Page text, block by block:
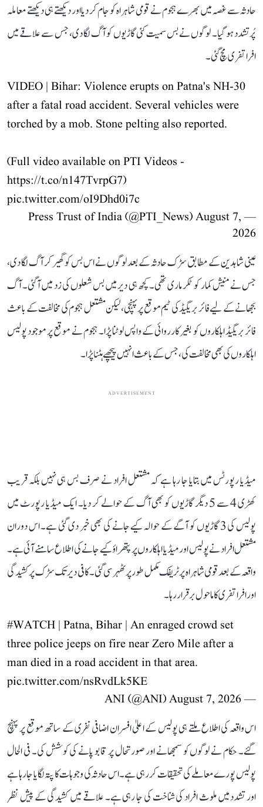
حادثہ سے غصہ میں بھرے ہجوم نے قومی شاہراہ کو جام کر دیا اور دیکھتے ہی دیکھتے معاملہ
پُرتشدد ہو گیا۔ لوگوں نے بس سمیت کئی گاڑیوں کو آگ لگا دی، جس سے علاقے میں
افراتفری مچ گئی۔
VIDEO | Bihar: Violence erupts on Patna's NH-30
after a fatal road accident. Several vehicles were
torched by a mob. Stone pelting also reported.
(Full video available on PTI Videos -
https://t.co/n147TvrpG7)
pic.twitter.com/oI9Dhd0i7c
— Press Trust of India (@PTI_News)
August 7,
2026
عینی شاہدین کے مطابق سڑک حادثہ کے بعد لوگوں نے اس بس کو گھیر کر آگ لگا دی،
جس نے منیش کمار کو ٹکر ماری تھی۔ کچھ ہی دیر میں بس شعلوں کی زد میں آ گئی۔ آگ
بجھانے کے لیے فائر بریگیڈ کی ٹیم موقع پر پہنچی، لیکن مشتعل ہجوم کی مخالفت کے باعث
فائر بریگیڈ اہلکاروں کو بغیر کارروائی کے واپس لوٹنا پڑا۔ ہجوم نے موقع پر موجود پولیس
اہلکاروں کی بھی مخالفت کی، جس کے باعث انہیں پیچھے ہٹنا پڑا۔
ADVERTISEMENT
میڈیا رپورٹس میں بتایا جا رہا ہے کہ مشتعل افراد نے صرف بس ہی نہیں بلکہ قریب
کھڑی 4 سے 5 دیگر گاڑیوں کو بھی آگ کے حوالے کر دیا۔ ایک میڈیا رپورٹ میں
پولیس کی 3 گاڑیوں کو آگے کے حوالہ کیے جانے کی بھی خبر دی گئی ہے۔ اس دوران
مشتعل افراد نے پولیس اور میڈیا اہلکاروں پر پتھراؤ کیے جانے کی اطلاع سامنے آئی ہے۔
واقعہ کے بعد قومی شاہراہ پر ٹریفک مکمل طور پر ٹھہر سی گئی۔ کافی دیر تک سڑک پر کشیدگی
اور افراتفری کا ماحول برقرار رہا۔
#WATCH | Patna, Bihar | An enraged crowd set
three police jeeps on fire near Zero Mile after a
man died in a road accident in that area.
pic.twitter.com/nsRvdLk5KE
— ANI (@ANI)
August 7, 2026
اس واقعہ کی اطلاع ملتے ہی پولیس کے اعلیٰ افسران اضافی نفری کے ساتھ موقع پر پہنچ
گئے۔ حکام نے لوگوں کو سمجھانے اور صورتحال پر قابو پانے کی کوشش کی۔ فی الحال
پولیس پورے معاملے کی تحقیقات کر رہی ہے۔ اس حادثہ کی وجوہات کا پتہ لگایا جا رہا ہے
اور تشدد میں ملوث افراد کی شناخت کی جا رہی ہے۔ علاقے میں کشیدگی کے پیش نظر